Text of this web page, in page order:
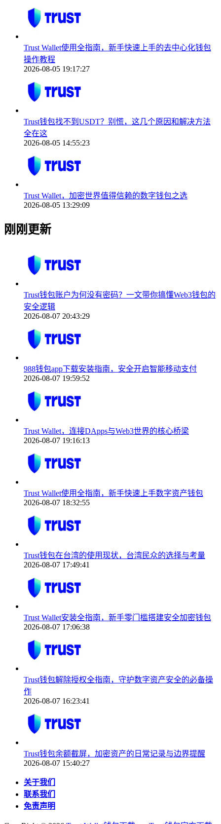
Trust Wallet使用全指南，新手快速上手的去中心化钱包
操作教程
2026-08-05 19:17:27
Trust钱包找不到USDT？别慌，这几个原因和解决方法
全在这
2026-08-05 14:55:23
Trust Wallet，加密世界值得信赖的数字钱包之选
2026-08-05 13:29:09
刚刚更新
Trust钱包账户为何没有密码？一文带你搞懂Web3钱包的
安全逻辑
2026-08-07 20:43:29
988钱包app下载安装指南，安全开启智能移动支付
2026-08-07 19:59:52
Trust Wallet，连接DApps与Web3世界的核心桥梁
2026-08-07 19:16:13
Trust Wallet使用全指南，新手快速上手数字资产钱包
2026-08-07 18:32:55
Trust钱包在台湾的使用现状，台湾民众的选择与考量
2026-08-07 17:49:41
Trust Wallet安装全指南，新手零门槛搭建安全加密钱包
2026-08-07 17:06:38
Trust钱包解除授权全指南，守护数字资产安全的必备操
作
2026-08-07 16:23:41
Trust钱包余额截屏，加密资产的日常记录与边界提醒
2026-08-07 15:40:27
关于我们
联系我们
免责声明